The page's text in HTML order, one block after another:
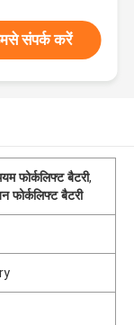
संपर्क करें
फोर्कलिफ्ट बैटरी,
फोर्कलिफ्ट बैटरी